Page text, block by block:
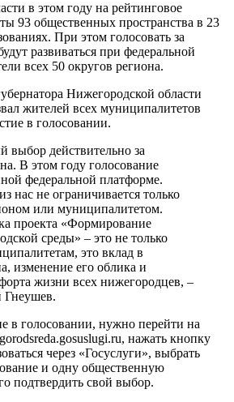
в этом году на рейтинговое
93 общественных пространства в 23
При этом голосовать за
развиваться при федеральной
всех 50 округов региона.
Нижегородской области
жителей всех муниципалитетов
в голосовании.
выбор действительно за
В этом году голосование
федеральной платформе.
нас не ограничивается только
или муниципалитетом.
проекта «Формирование
среды» – это не только
это вклад в
изменение его облика и
жизни всех нижегородцев, –
Гнеушев.
в голосовании, нужно перейти на
нажать кнопку
через «Госуслуги», выбрать
и одну общественную
подтвердить свой выбор.